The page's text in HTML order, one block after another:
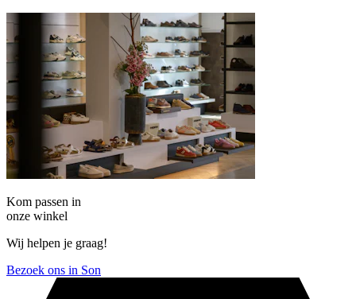
Kom passen in
onze winkel
Wij helpen je graag!
Bezoek ons in Son